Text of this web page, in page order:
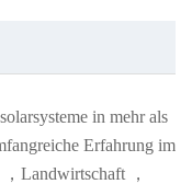
in mehr als
Erfahrung im
， Landwirtschaft
，